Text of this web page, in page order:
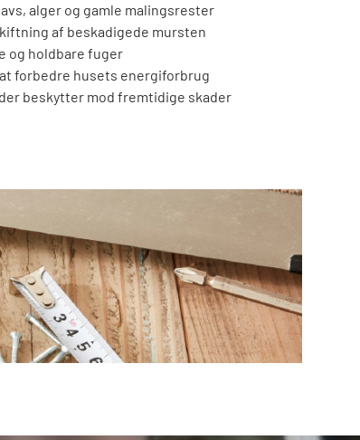
alger og gamle malingsrester
af beskadigede mursten
og holdbare fuger
forbedre husets energiforbrug
beskytter mod fremtidige skader